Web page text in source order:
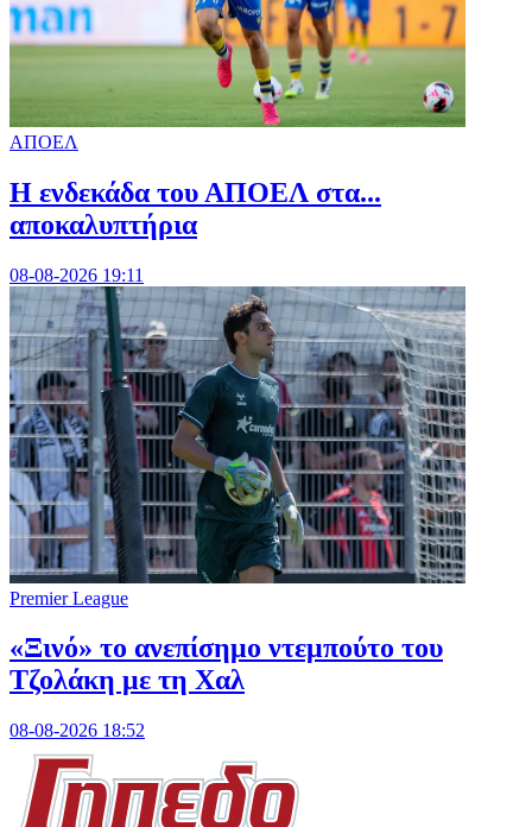
ΑΠΟΕΛ
Η ενδεκάδα του ΑΠΟΕΛ στα...
αποκαλυπτήρια
08-08-2026 19:11
Premier League
«Ξινό» το ανεπίσημο ντεμπούτο του
Τζολάκη με τη Χαλ
08-08-2026 18:52